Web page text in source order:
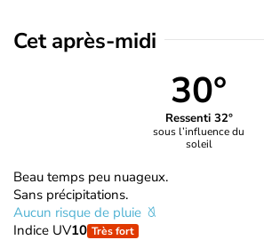
Cet après-midi
30°
Ressenti 32°
sous l’influence du
soleil
Beau temps peu nuageux.
Sans précipitations.
Aucun risque de pluie
Indice UV10 Très fort